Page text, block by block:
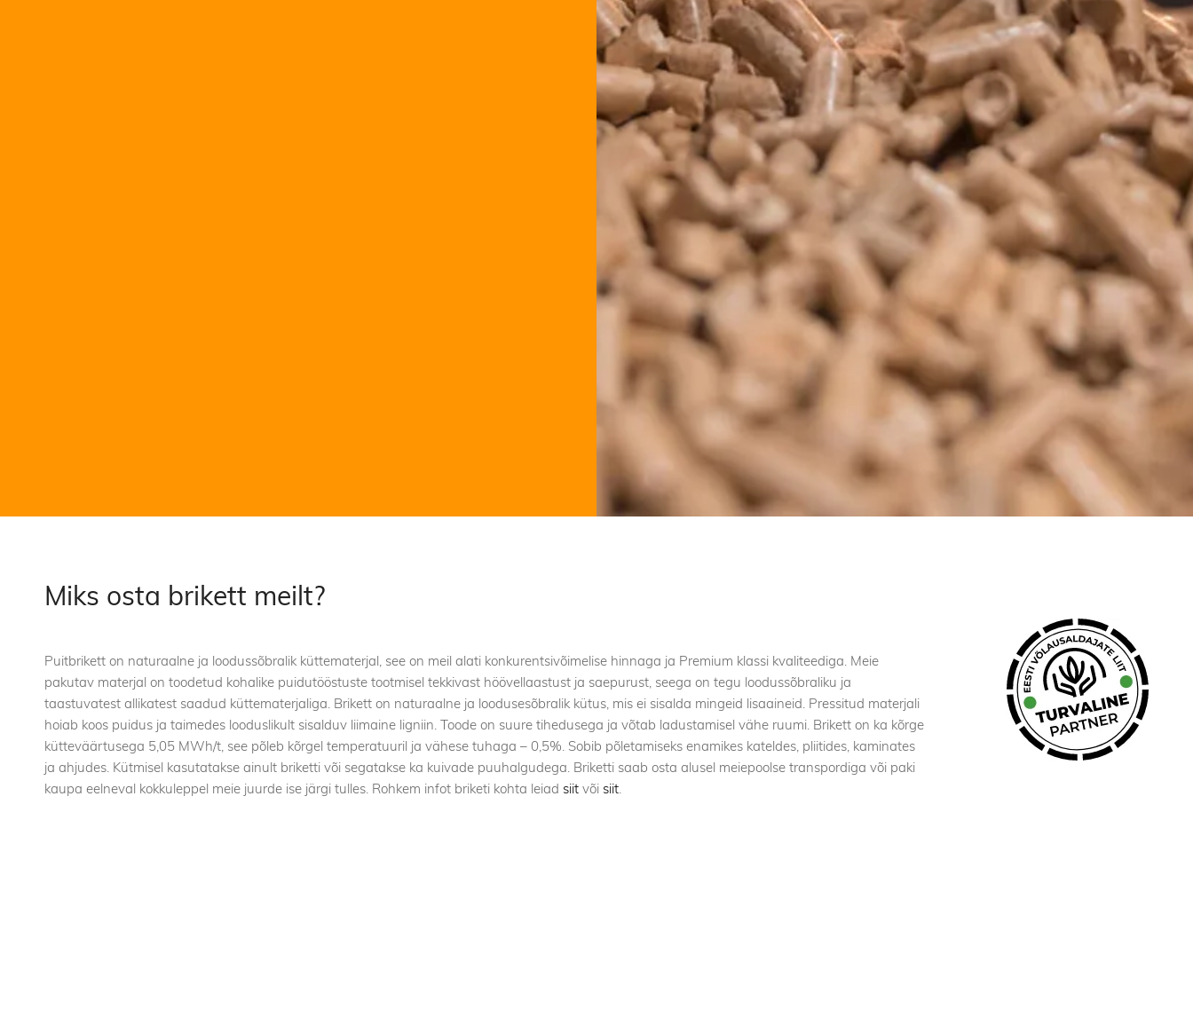
Miks osta brikett meilt?
Puitbrikett on naturaalne ja loodussõbralik küttematerjal, see on meil alati konkurentsivõimelise hinnaga ja Premium klassi kvaliteediga. Meie
pakutav materjal on toodetud kohalike puidutööstuste tootmisel tekkivast höövellaastust ja saepurust, seega on tegu loodussõbraliku ja
taastuvatest allikatest saadud küttematerjaliga. Brikett on naturaalne ja loodusesõbralik kütus, mis ei sisalda mingeid lisaaineid. Pressitud materjali
hoiab koos puidus ja taimedes looduslikult sisalduv liimaine ligniin. Toode on suure tihedusega ja võtab ladustamisel vähe ruumi. Brikett on ka kõrge
kütteväärtusega 5,05 MWh/t, see põleb kõrgel temperatuuril ja vähese tuhaga – 0,5%. Sobib põletamiseks enamikes kateldes, pliitides, kaminates
ja ahjudes. Kütmisel kasutatakse ainult briketti või segatakse ka kuivade puuhalgudega. Briketti saab osta alusel meiepoolse transpordiga või paki
kaupa eelneval kokkuleppel meie juurde ise järgi tulles. Rohkem infot briketi kohta leiad siit või siit.